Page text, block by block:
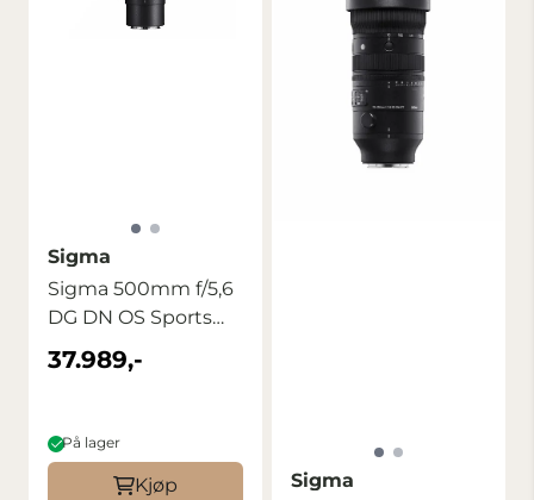
Sigma
Sigma 500mm f/5,6
DG DN OS Sports
Sony E
37.989,-
På lager
Kjøp
Sigma